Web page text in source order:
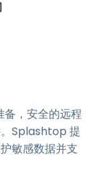
，安全的远程
。Splashtop 提
敏感数据并支